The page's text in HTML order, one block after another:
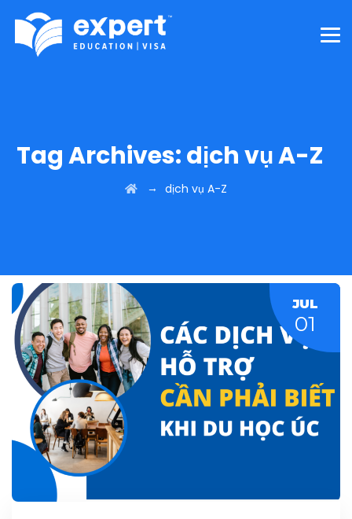
Tag Archives:dịch vụ A-Z
→ dịch vụ A-Z
JUL
01